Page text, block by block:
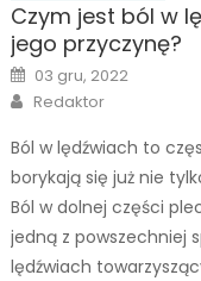
Czym jest ból w
jego przyczynę?
Posted
on
03 gru, 2022
Author
Redaktor
Ból w lędźwiach to
borykają się już nie
Ból w dolnej części
jedną z powszechniej
lędźwiach